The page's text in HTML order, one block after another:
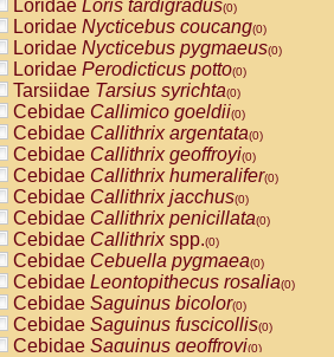
AtelidaeLagothrix lagothricha cana
PitheciidaeCacajao calvus
PitheciidaeCallicebus cupreus
PitheciidaeCallicebus donacophilus
PitheciidaeCallicebus moloch
PitheciidaeCallicebus torquatus
PitheciidaeCallicebusspp.(0)
PitheciidaeChiropotes satanas(0)
PitheciidaePithecia monachus
PitheciidaePithecia pithecia(0)
CercopithecidaeCercocebus agilis
CercopithecidaeCercocebus
CercopithecidaeCercocebus
CercopithecidaeCercocebus
CercopithecidaeCercocebus
CercopithecidaeCercocebushybrid
Loridae Loris tardigradus(0)
Loridae Nycticebus coucang(0)
Loridae Nycticebus pygmaeus(0)
Loridae Perodicticus potto(0)
Tarsiidae Tarsius syrichta(0)
Cebidae Callimico goeldii(0)
Cebidae Callithrix argentata(0)
Cebidae Callithrix geoffroyi(0)
Cebidae Callithrix humeralifer(0)
Cebidae Callithrix jacchus(0)
Cebidae Callithrix penicillata(0)
Cebidae Callithrixspp.(0)
Cebidae Cebuella pygmaea(0)
Cebidae Leontopithecus rosalia(0)
Cebidae Saguinus bicolor(0)
Cebidae Saguinus fuscicollis(0)
Cebidae Saguinus geoffroyi(0)